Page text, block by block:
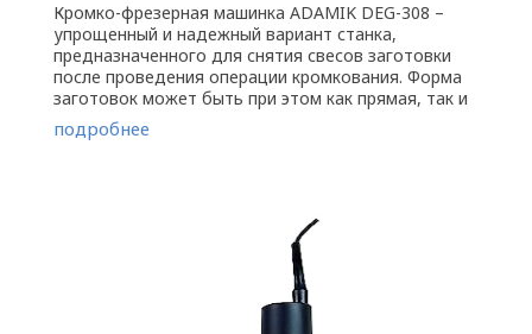
Кромко-фрезерная машинка ADAMIK DEG-308 –
упрощенный и надежный вариант станка,
предназначенного для снятия свесов заготовки
после проведения операции кромкования. Форма
заготовок может быть при этом как прямая, так и
изогнутая. В комплект поставки ...
подробнее